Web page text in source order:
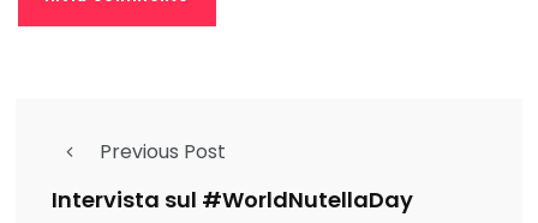
Previous Post
Intervista sul #WorldNutellaDay